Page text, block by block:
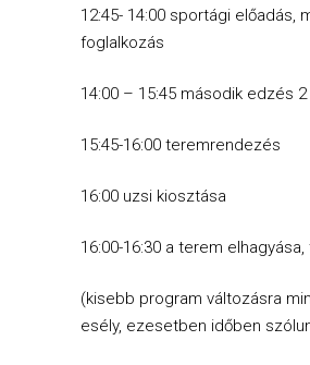
12:45- 14:00 sportági előadás,
foglalkozás
14:00 – 15:45 második edzés
15:45-16:00 teremrendezés
16:00 uzsi kiosztása
16:00-16:30 a terem elhagyása,
(kisebb program változásra
esély, ezesetben időben